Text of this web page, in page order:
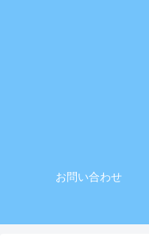
お問い合わせ